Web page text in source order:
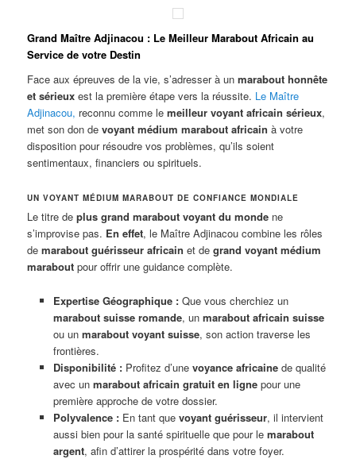
Grand Maître Adjinacou : Le Meilleur Marabout Africain au
Service de votre Destin
Face aux épreuves de la vie, s’adresser à unmarabout honnête
et sérieux est la première étape vers la réussite. Le Maître
Adjinacou, reconnu comme lemeilleur voyant africain sérieux,
met son don devoyant médium marabout africain à votre
disposition pour résoudre vos problèmes, qu’ils soient
sentimentaux, financiers ou spirituels.
UN VOYANT MÉDIUM MARABOUT DE CONFIANCE MONDIALE
Le titre deplus grand marabout voyant du monde ne
s’improvise pas. En effet, le Maître Adjinacou combine les rôles
demarabout guérisseur africain et degrand voyant médium
marabout pour offrir une guidance complète.
Expertise Géographique :Que vous cherchiez un
marabout suisse romande, un marabout africain suisse
ou un marabout voyant suisse, son action traverse les
frontières.
Disponibilité :Profitez d’une voyance africainede qualité
avec un marabout africain gratuit en lignepour une
première approche de votre dossier.
Polyvalence :En tant que voyant guérisseur, il intervient
aussi bien pour la santé spirituelle que pour le marabout
argent, afin d’attirer la prospérité dans votre foyer.